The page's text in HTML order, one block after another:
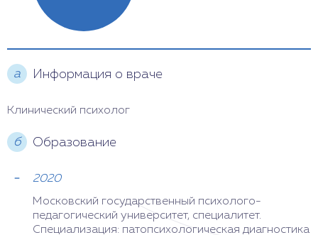
Пятница
Воскресенье
а Информация о враче
Клинический психолог
б Образование
2020
Московский государственный психолого-
педагогический университет, специалитет.
Специализация: патопсихологическая диагностика